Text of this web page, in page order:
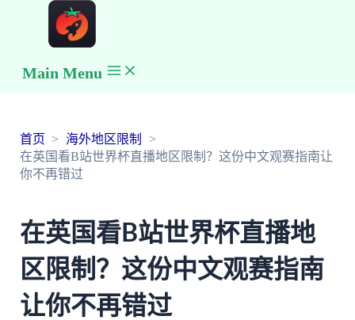
Main Menu
首页
海外地区限制
在英国看B站世界杯直播地区限制？这份中文观赛指南让
你不再错过
在英国看B站世界杯直播地
区限制？这份中文观赛指南
让你不再错过